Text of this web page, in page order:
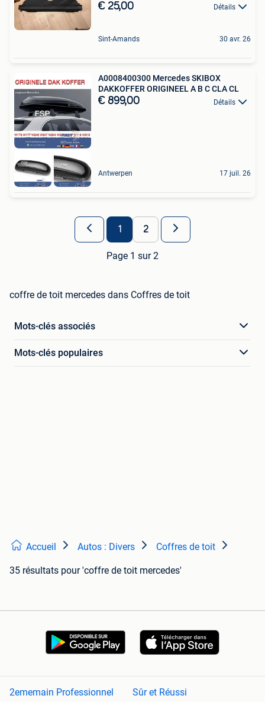
€ 25,00 Détails
Sint-Amands 30 avr. 26
A0008400300 Mercedes SKIBOX
DAKKOFFER ORIGINEEL A B C CLA CL
€ 899,00 Détails
Antwerpen 17 juil. 26
1 2
Page 1 sur 2
coffre de toit mercedes dans Coffres de toit
Mots-clés associés
Mots-clés populaires
Accueil Autos : Divers Coffres de toit
35 résultats pour 'coffre de toit mercedes'
2ememain Professionnel Sûr et Réussi